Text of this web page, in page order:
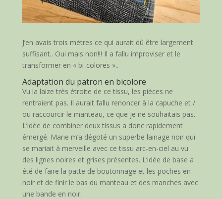
J’en avais trois mètres ce qui aurait dû être largement
suffisant.. Oui mais non!!! Il a fallu improviser et le
transformer en « bi-colores »..
Adaptation du patron en bicolore
Vu la laize très étroite de ce tissu, les pièces ne
rentraient pas. Il aurait fallu renoncer à la capuche et /
ou raccourcir le manteau, ce que je ne souhaitais pas.
L’idée de combiner deux tissus a donc rapidement
émergé. Marie m’a dégoté un superbe lainage noir qui
se mariait à merveille avec ce tissu arc-en-ciel au vu
des lignes noires et grises présentes. L’idée de base a
été de faire la patte de boutonnage et les poches en
noir et de finir le bas du manteau et des manches avec
une bande en noir.